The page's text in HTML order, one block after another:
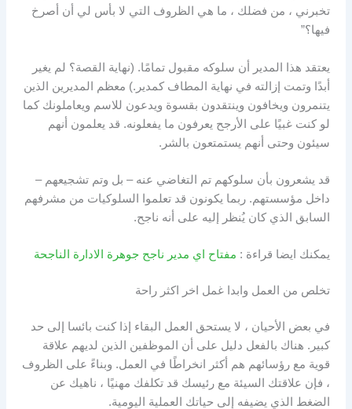
تخبرني ، من فضلك ، ما هي الظروف التي لا بأس لي أن أصرخ
فيها؟”
يعتقد هذا المدير أن سلوكه مقبول تمامًا. (نهاية القصة؟ لم يغير
أبدًا وتمت إزالته في نهاية المطاف كمدير.) معظم المديرين الذين
يتنمرون ويخافون وينتقدون بقسوة ويدعون للاسم ويعاملونك كما
لو كنت غبيًا على الأرجح يعرفون ما يفعلونه. قد يعلمون أنهم
سيئون وحتى أنهم يستمتعون بالشر.
قد يشعرون بأن سلوكهم تم التغاضي عنه – بل وتم تشجيعهم –
داخل مؤسستهم. ربما يكونون قد تعلموا السلوكيات من مشرفهم
السابق الذي كان يُنظر إليه على أنه ناجح.
يمكنك ايضا قراءة : مفتاح اي مدير ناجح جوهرة الادارة الناجحة
تخلص من العمل وابدا غمل اخر اكثر راحة
في بعض الأحيان ، لا يستحق العمل البقاء إذا كنت بائسا إلى حد
كبير. هناك بالفعل دليل على أن الموظفين الذين لديهم علاقة
قوية مع رؤسائهم هم أكثر انخراطًا في العمل. وبناءً على الظروف
، فإن علاقتك السيئة مع رئيسك قد تكلفك مهنيًا ، ناهيك عن
الضغط الذي يضيفه إلى حياتك العملية اليومية.